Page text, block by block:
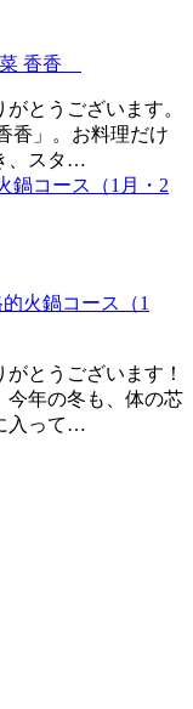
菜 香香
とうございます。
香」。お料理だけ
、スタ…
火鍋コース（1
とうございます！
今年の冬も、体の芯
入って…